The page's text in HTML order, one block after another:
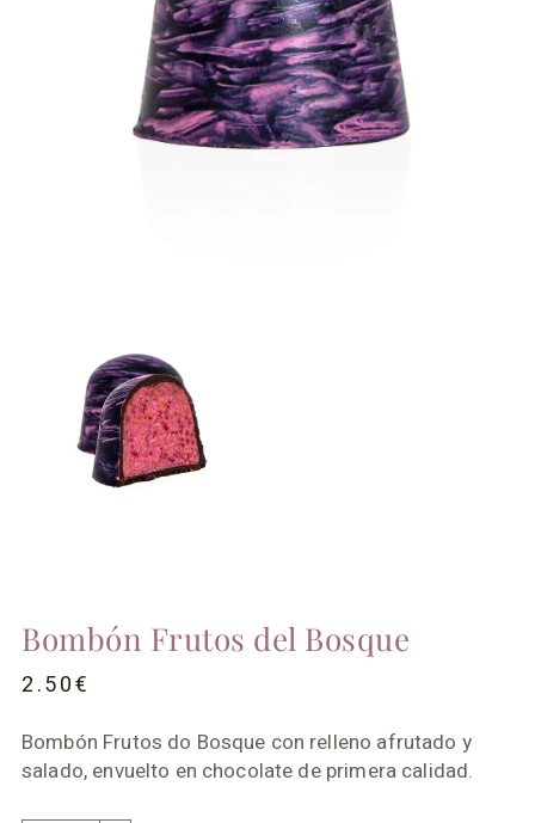
Bombón Frutos del Bosque
2.50€
Bombón Frutos do Bosque con relleno afrutado y
salado, envuelto en chocolate de primera calidad.